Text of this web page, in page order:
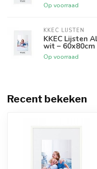
Op voorraad
KKEC LIJSTEN
KKEC Lijsten
wit – 60x80cm
Op voorraad
Recent bekeken